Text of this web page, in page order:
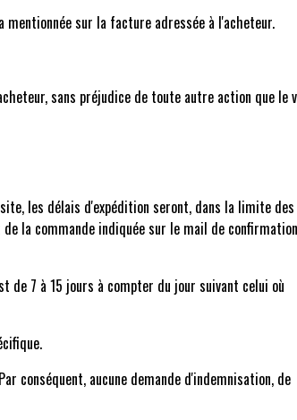
sur la facture adressée à l'acheteur.
sans préjudice de toute autre action que le
les délais d'expédition seront, dans la limite
la commande indiquée sur le mail de
de 7 à 15 jours à compter du jour suivant celui où
conséquent, aucune demande d'indemnisation, de